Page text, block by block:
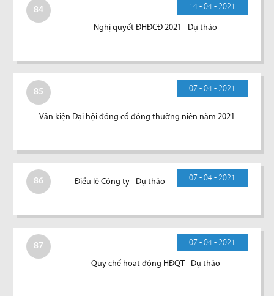
84 14 - 04 - 2021
Nghị quyết ĐHĐCĐ 2021 - Dự thảo
85 07 - 04 - 2021
Văn kiện Đại hội đồng cổ đông thường niên năm 2021
86 07 - 04 - 2021
Điều lệ Công ty - Dự thảo
87 07 - 04 - 2021
Quy chế hoạt động HĐQT - Dự thảo